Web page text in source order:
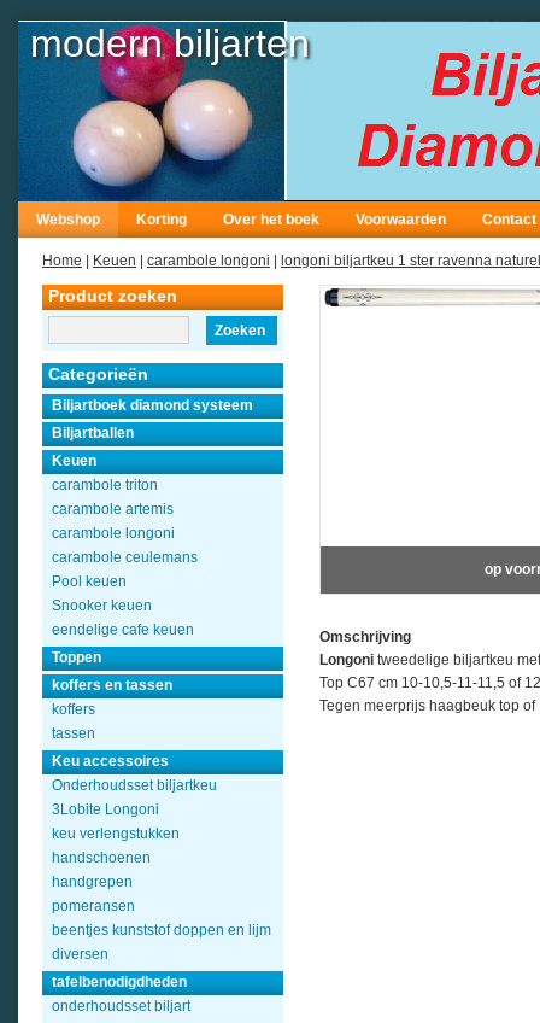
modern biljarten
Webshop Korting Over het boek Voorwaarden Contact
Home Keuen carambole longoni longoni biljartkeu 1 ster ravenna naturel
Product zoeken
Zoeken
Categorieën
Biljartboek diamond systeem
Biljartballen
Keuen
carambole triton
carambole artemis
carambole longoni
carambole ceulemans
Pool keuen
Snooker keuen
eendelige cafe keuen
Toppen
koffers en tassen
koffers
tassen
Keu accessoires
Onderhoudsset biljartkeu
3Lobite Longoni
keu verlengstukken
handschoenen
handgrepen
pomeransen
beentjes kunststof doppen en lijm
diversen
tafelbenodigdheden
onderhoudsset biljart
op
Omschrijving
Longoni tweedelige biljartkeu
Top C67 cm 10-10,5-11-11,5 of
Tegen meerprijs haagbeuk top